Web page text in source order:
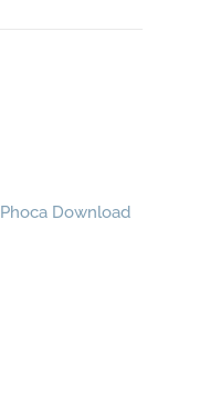
Phoca Download